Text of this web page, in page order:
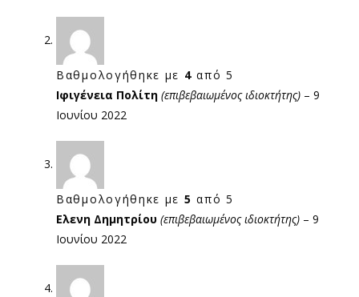
Βαθμολογήθηκε με 4 από 5
Ιφιγένεια Πολίτη (επιβεβαιωμένος ιδιοκτήτης) – 9
Ιουνίου 2022
Βαθμολογήθηκε με 5 από 5
Ελενη Δημητρίου (επιβεβαιωμένος ιδιοκτήτης) – 9
Ιουνίου 2022